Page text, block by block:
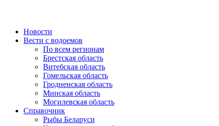
Новости
Вести с водоемов
По всем регионам
Брестская область
Витебская область
Гомельская область
Гродненская область
Минская область
Могилевская область
Справочник
Рыбы Беларуси